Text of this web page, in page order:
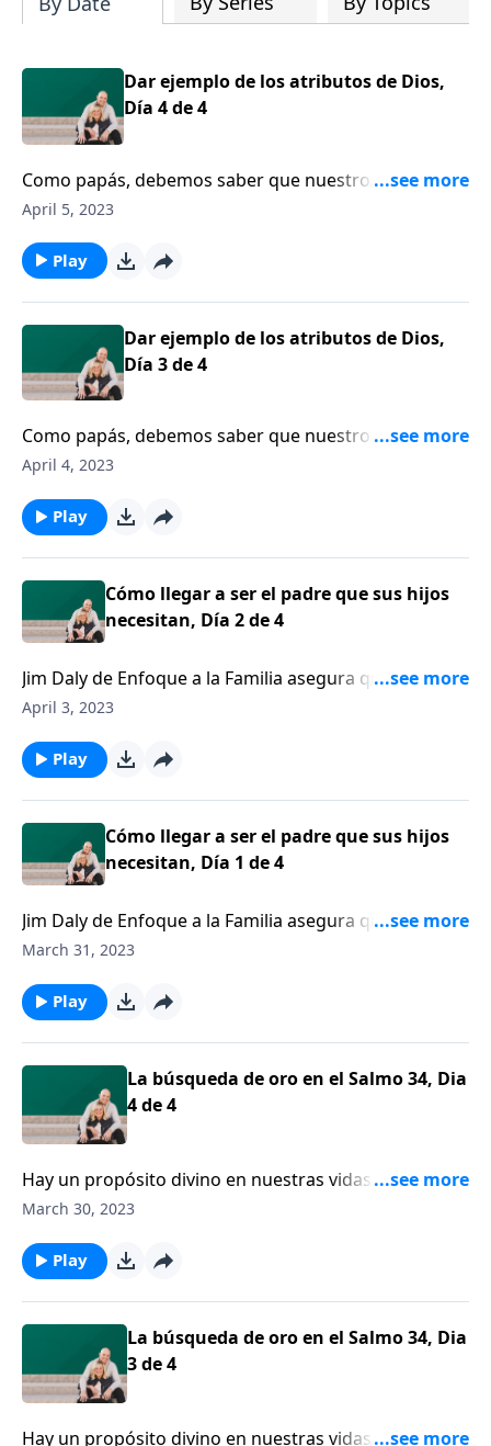
Dar ejemplo de los atributos de Dios,
Día 4 de 4
Como papás, debemos saber que nuestro carácter,
que se revela en lo que decimos y lo que hacemos, es
nuestros hijos. Hoy hablaremos sobre ese tema con
Jim Daly.
April 5, 2023
Play
Dar ejemplo de los atributos de Dios,
Día 3 de 4
Como papás, debemos saber que nuestro carácter,
que se revela en lo que decimos y lo que hacemos, es
nuestros hijos. Hoy hablaremos sobre ese tema con
Jim Daly.
April 4, 2023
Play
Cómo llegar a ser el padre que sus hijos
necesitan, Día 2 de 4
Jim Daly de Enfoque a la Familia asegura que cada
uno de nosotros tiene el anhelo de estar conectados
April 3, 2023
Play
Cómo llegar a ser el padre que sus hijos
necesitan, Día 1 de 4
Jim Daly de Enfoque a la Familia asegura que cada
uno de nosotros tiene el anhelo de estar conectados
March 31, 2023
Play
La búsqueda de oro en el Salmo 34, Dia
4 de 4
Hay un propósito divino en nuestras vidas para el
sufrimiento. Dios quiere moldearnos más y más para
March 30, 2023
Play
La búsqueda de oro en el Salmo 34, Dia
3 de 4
Hay un propósito divino en nuestras vidas para el